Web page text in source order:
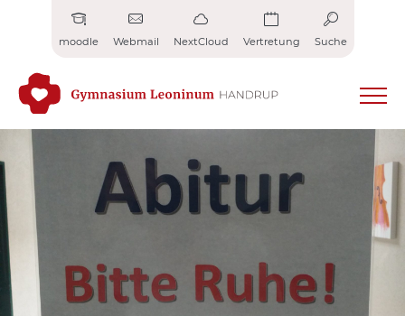
moodle Webmail NextCloud Vertretung Suche